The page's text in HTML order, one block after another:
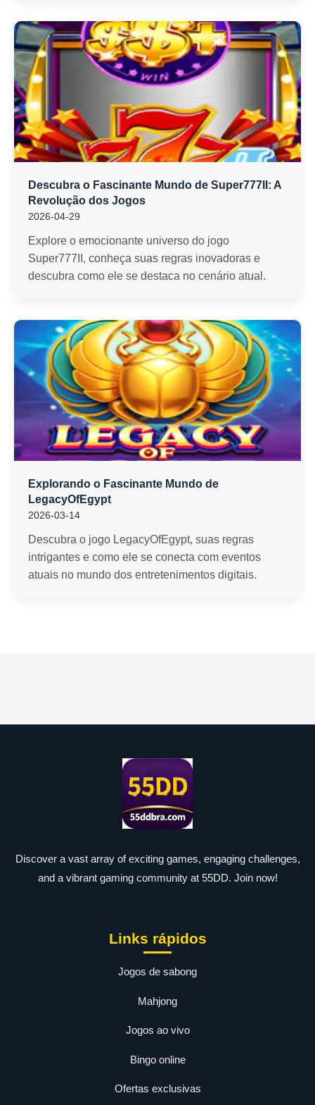
Descubra o Fascinante Mundo de Super777II: A
Revolução dos Jogos
2026-04-29
Explore o emocionante universo do jogo
Super777II, conheça suas regras inovadoras e
descubra como ele se destaca no cenário atual.
Explorando o Fascinante Mundo de
LegacyOfEgypt
2026-03-14
Descubra o jogo LegacyOfEgypt, suas regras
intrigantes e como ele se conecta com eventos
atuais no mundo dos entretenimentos digitais.
Discover a vast array of exciting games, engaging challenges,
and a vibrant gaming community at 55DD. Join now!
Links rápidos
Jogos de sabong
Mahjong
Jogos ao vivo
Bingo online
Ofertas exclusivas